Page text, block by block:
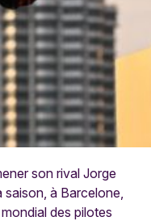
son rival Jorge
saison, à Barcelone,
des pilotes